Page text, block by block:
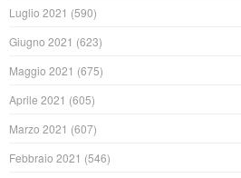
Luglio 2021 (590)
Giugno 2021 (623)
Maggio 2021 (675)
Aprile 2021 (605)
Marzo 2021 (607)
Febbraio 2021 (546)